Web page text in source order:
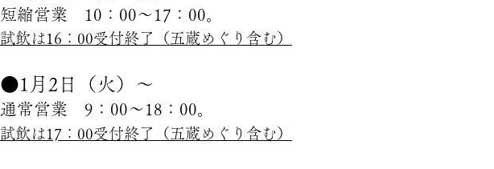
短縮営業 10：00～17：00。
試飲は16：00受付終了（五蔵めぐり含む）
●1月2日（火）～
通常営業 9：00～18：00。
試飲は17：00受付終了（五蔵めぐり含む）